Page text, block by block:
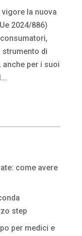
la nuova
2024/886)
di
per i suoi
come avere
step
per medici e